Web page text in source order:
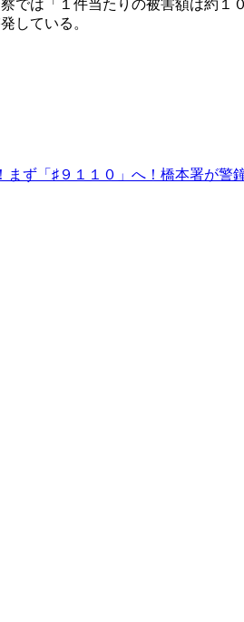
は「１件当たりの被害額は約１
している。
まず「♯９１１０」へ！橋本署が警